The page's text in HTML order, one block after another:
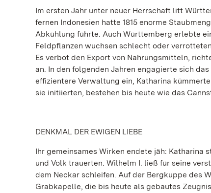
Im ersten Jahr unter neuer Herrschaft litt
fernen Indonesien hatte 1815 enorme
Abkühlung führte. Auch Württemberg erlebte
Feldpflanzen wuchsen schlecht oder
Es verbot den Export von Nahrungsmitteln,
an. In den folgenden Jahren engagierte sich
effizientere Verwaltung ein, Katharina
sie initiierten, bestehen bis heute wie das
DENKMAL DER EWIGEN LIEBE
Ihr gemeinsames Wirken endete jäh: Katharina
und Volk trauerten. Wilhelm I. ließ für seine
dem Neckar schleifen. Auf der Bergkuppe des
Grabkapelle, die bis heute als gebautes